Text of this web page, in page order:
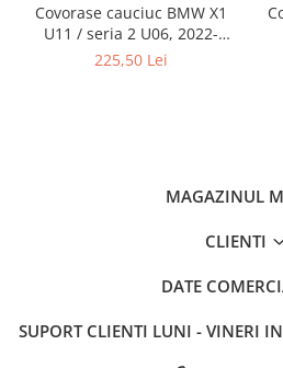
Covorase cauciuc BMW X1
U11 / seria 2 U06, 2022-
prezent, fixare cu scai la
225,50 Lei
MAGAZINUL
CLIENTI
DATE
SUPORT CLIENTI LUNI - VINERI